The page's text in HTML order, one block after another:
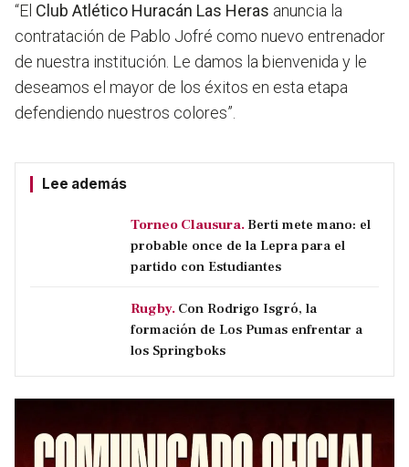
“El Club Atlético Huracán Las Heras anuncia la
contratación de Pablo Jofré como nuevo entrenador
de nuestra institución. Le damos la bienvenida y le
deseamos el mayor de los éxitos en esta etapa
defendiendo nuestros colores”.
Lee además
Torneo Clausura. Berti mete mano: el
probable once de la Lepra para el
partido con Estudiantes
Rugby. Con Rodrigo Isgró, la
formación de Los Pumas enfrentar a
los Springboks